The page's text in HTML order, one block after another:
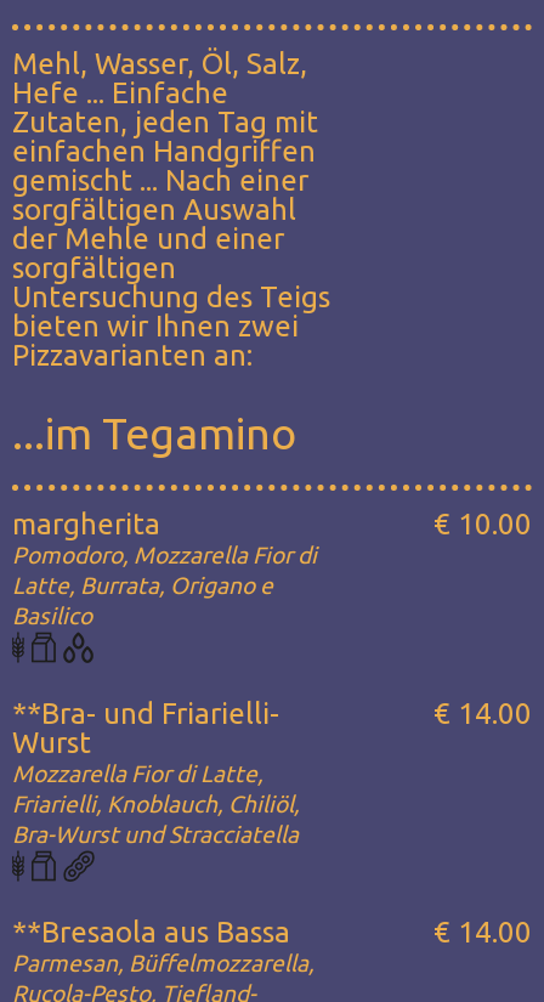
Mehl, Wasser, Öl, Salz,
Hefe ... Einfache
Zutaten, jeden Tag mit
einfachen Handgriffen
gemischt ... Nach einer
sorgfältigen Auswahl
der Mehle und einer
sorgfältigen
Untersuchung des Teigs
bieten wir Ihnen zwei
Pizzavarianten an:
...im Tegamino
margherita
Pomodoro, Mozzarella Fior di
Latte, Burrata, Origano e
Basilico
€ 10.00
**Bra- und Friarielli-
Wurst
Mozzarella Fior di Latte,
Friarielli, Knoblauch, Chiliöl,
Bra-Wurst und Stracciatella
€ 14.00
**Bresaola aus Bassa
Parmesan, Büffelmozzarella,
Rucola-Pesto, Tiefland-
€ 14.00